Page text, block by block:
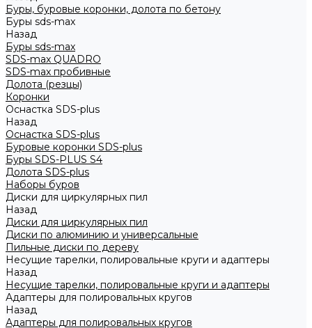
Буры, буровые коронки, долота по бетону
Буры sds-max
Назад
Буры sds-max
SDS-max QUADRO
SDS-max пробивные
Долота (резцы)
Коронки
Оснастка SDS-plus
Назад
Оснастка SDS-plus
Буровые коронки SDS-plus
Буры SDS-PLUS S4
Долота SDS-plus
Наборы буров
Диски для циркулярных пил
Назад
Диски для циркулярных пил
Диски по алюминию и универсальные
Пильные диски по дереву
Несущие тарелки, полировальные круги и адаптеры
Назад
Несущие тарелки, полировальные круги и адаптеры
Адаптеры для полировальных кругов
Назад
Адаптеры для полировальных кругов